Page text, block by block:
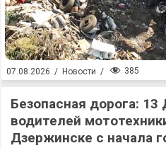
07.08.2026 / Новости / 385
Безопасная дорога:
водителей
Дзержинске с начала